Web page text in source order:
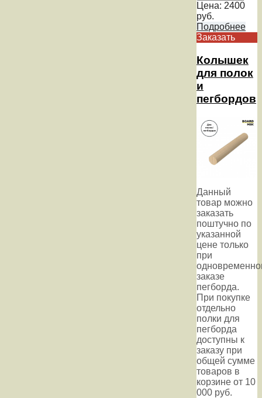
Цена: 2400
руб.
Подробнее
Заказать
Колышек
для полок
и
пегбордов
Данный
товар можно
заказать
поштучно по
указанной
цене только
при
заказе
пегборда.
При покупке
отдельно
полки для
пегборда
доступны к
заказу при
общей сумме
товаров в
корзине от 10
000 руб.